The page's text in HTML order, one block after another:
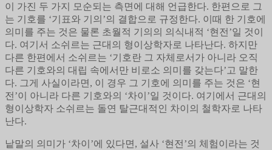
이 가진 두 가지 모순되는 측면에 대해 언급한다. 한편으로 그
는 기호를 ‘기표와 기의’의 결합으로 규정한다. 이때 한 기호에
의미를 주는 것은 물론 초월적 기의의 의식내적 ‘현전’일 것이
다. 여기서 소쉬르는 근대의 형이상학자로 나타난다. 하지만
다른 한편에서 소쉬르는 ‘기호란 그 자체로서가 아니라 오직
다른 기호와의 대립 속에서만 비로소 의미를 갖는다’고 말한
다. 그게 사실이라면, 이 경우 그 기호에 의미를 주는 것은 ‘현
전’이 아니라 다른 기호와의 ‘차이’일 것이다. 여기에서 근대의
형이상학자 소쉬르는 돌연 탈근대적인 차이의 철학자로 나타
난다.
낱말의 의미가 ‘차이’에 있다면, 설사 ‘현전’의 체험이라는 것